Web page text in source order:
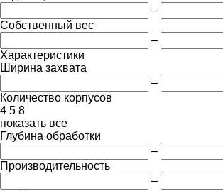
–
Собственный вес
–
Характеристики
Ширина захвата
–
Количество корпусов
4 5 8
показать все
Глубина обработки
–
Производительность
–